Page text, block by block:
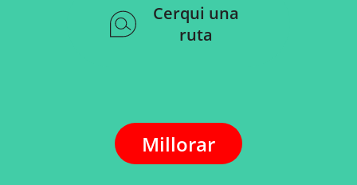
Cerqui una
ruta
Millorar